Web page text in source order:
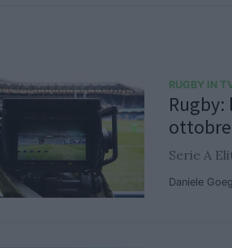
RUGBY IN
ottobre
Serie A
Daniele